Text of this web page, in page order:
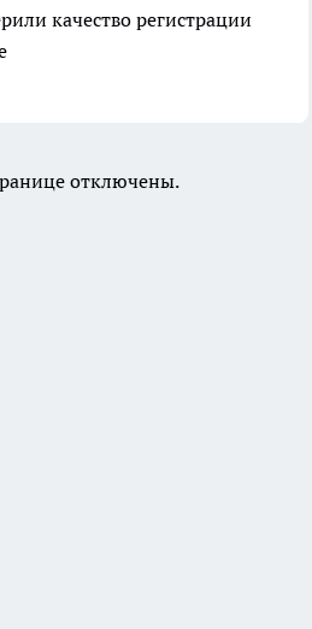
качество регистрации
отключены.